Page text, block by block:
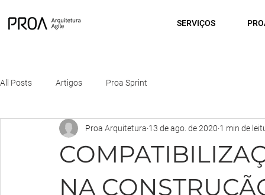
SERVIÇOS
All Posts Artigos Proa Sprint
NA
Proa Arquitetura 13 de ago. de 2020 1 min de